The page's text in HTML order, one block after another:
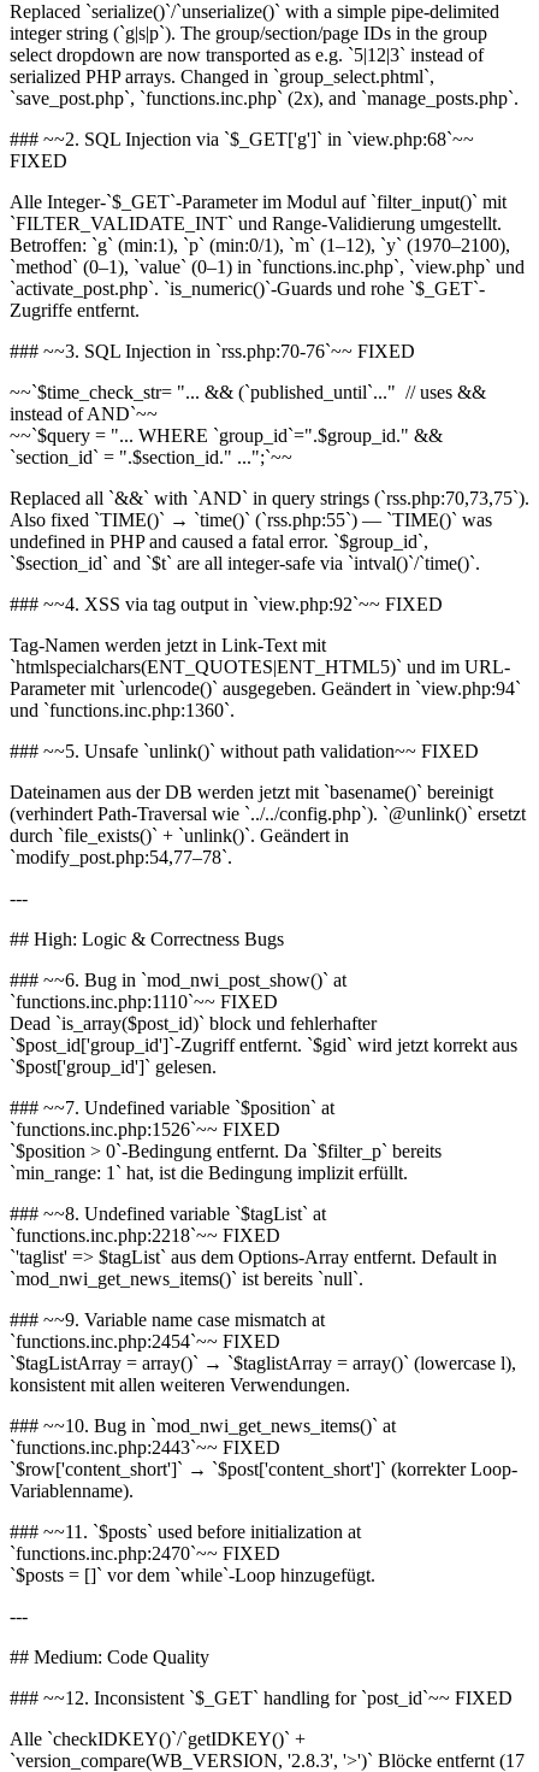
Replaced `serialize()`/`unserialize()` with a simple pipe-delimited
integer string (`g|s|p`). The group/section/page IDs in the group
select dropdown are now transported as e.g. `5|12|3` instead of
serialized PHP arrays. Changed in `group_select.phtml`,
`save_post.php`, `functions.inc.php` (2x), and `manage_posts.php`.
### ~~2. SQL Injection via `$_GET['g']` in `view.php:68`~~
FIXED
Alle Integer-`$_GET`-Parameter im Modul auf `filter_input()` mit
`FILTER_VALIDATE_INT` und Range-Validierung umgestellt.
Betroffen: `g` (min:1), `p` (min:0/1), `m` (1–12), `y` (1970–2100),
`method` (0–1), `value` (0–1) in `functions.inc.php`, `view.php` und
`activate_post.php`. `is_numeric()`-Guards und rohe `$_GET`-
Zugriffe entfernt.
### ~~3. SQL Injection in `rss.php:70-76`~~ FIXED
~~`$time_check_str= "... && (`published_until`..." // uses &&
instead of AND`~~
~~`$query = "... WHERE `group_id`=".$group_id." &&
`section_id` = ".$section_id." ...";`~~
Replaced all `&&` with `AND` in query strings (`rss.php:70,73,75`).
Also fixed `TIME()` → `time()` (`rss.php:55`) — `TIME()` was
undefined in PHP and caused a fatal error. `$group_id`,
`$section_id` and `$t` are all integer-safe via `intval()`/`time()`.
### ~~4. XSS via tag output in `view.php:92`~~ FIXED
Tag-Namen werden jetzt in Link-Text mit
`htmlspecialchars(ENT_QUOTES|ENT_HTML5)` und im URL-
Parameter mit `urlencode()` ausgegeben. Geändert in `view.php:94`
und `functions.inc.php:1360`.
### ~~5. Unsafe `unlink()` without path validation~~ FIXED
Dateinamen aus der DB werden jetzt mit `basename()` bereinigt
(verhindert Path-Traversal wie `../../config.php`). `@unlink()` ersetzt
durch `file_exists()` + `unlink()`. Geändert in
`modify_post.php:54,77–78`.
---
## High: Logic & Correctness Bugs
### ~~6. Bug in `mod_nwi_post_show()` at
`functions.inc.php:1110`~~ FIXED
Dead `is_array($post_id)` block und fehlerhafter
`$post_id['group_id']`-Zugriff entfernt. `$gid` wird jetzt korrekt aus
`$post['group_id']` gelesen.
### ~~7. Undefined variable `$position` at
`functions.inc.php:1526`~~ FIXED
`$position > 0`-Bedingung entfernt. Da `$filter_p` bereits
`min_range: 1` hat, ist die Bedingung implizit erfüllt.
### ~~8. Undefined variable `$tagList` at
`functions.inc.php:2218`~~ FIXED
`'taglist' => $tagList` aus dem Options-Array entfernt. Default in
`mod_nwi_get_news_items()` ist bereits `null`.
### ~~9. Variable name case mismatch at
`functions.inc.php:2454`~~ FIXED
`$tagListArray = array()` → `$taglistArray = array()` (lowercase l),
konsistent mit allen weiteren Verwendungen.
### ~~10. Bug in `mod_nwi_get_news_items()` at
`functions.inc.php:2443`~~ FIXED
`$row['content_short']` → `$post['content_short']` (korrekter Loop-
Variablenname).
### ~~11. `$posts` used before initialization at
`functions.inc.php:2470`~~ FIXED
`$posts = []` vor dem `while`-Loop hinzugefügt.
---
## Medium: Code Quality
### ~~12. Inconsistent `$_GET` handling for `post_id`~~ FIXED
Alle `checkIDKEY()`/`getIDKEY()` +
`version_compare(WB_VERSION, '2.8.3', '>')` Blöcke entfernt (17